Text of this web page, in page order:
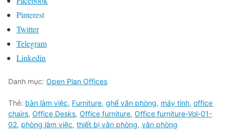
Pinterest
Twitter
Telegram
Linkedin
Danh mục: Open Plan Offices
Thẻ: bàn làm việc, Furniture, ghế văn phòng, máy tính, office
chairs, Office Desks, Office furniture, Office furniture-Vol-01-
02, phòng làm việc, thiết bị văn phòng, văn phòng